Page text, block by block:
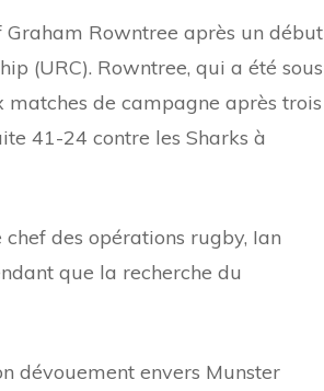
Rowntree après un début
(URC). Rowntree, qui a été sous
de campagne après trois
41-24 contre les Sharks à
des opérations rugby, Ian
que la recherche du
dévouement envers Munster